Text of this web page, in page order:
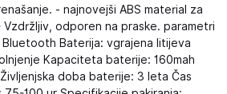
- najnovejši ABS material za
odporen na praske. parametri
Baterija: vgrajena litijeva
Kapaciteta baterije: 160mah
doba baterije: 3 leta Čas